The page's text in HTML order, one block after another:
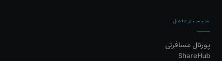
سیستم‌عامل
پورتال مسافرتی
ShareHub